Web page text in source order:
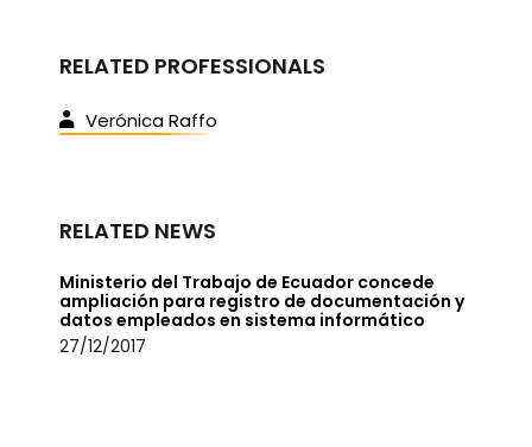
RELATED PROFESSIONALS
Verónica Raffo
RELATED NEWS
Ministerio del Trabajo de Ecuador concede
ampliación para registro de documentación y
datos empleados en sistema informático
27/12/2017